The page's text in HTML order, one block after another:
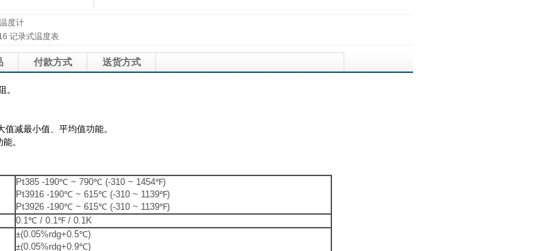
度计
记录式温度表
付款方式 送货方式
。
值减最小值、平均值功能。
。
Pt385 -190℃ ~ 790℃ (-310 ~ 1454℉)
Pt3916 -190℃ ~ 615℃ (-310 ~ 1139℉)
Pt3926 -190℃ ~ 615℃ (-310 ~ 1139℉)
0.1℃ / 0.1℉ / 0.1K
±(0.05%rdg+0.5℃)
±(0.05%rdg+0.9℃)